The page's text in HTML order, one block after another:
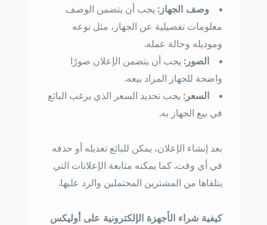
وصف الجهاز: يجب أن يتضمن الوصف
معلومات تفصيلية عن الجهاز، مثل نوعه
وموديله وحالة عمله.
الصور: يجب أن يتضمن الإعلان صورًا
واضحة للجهاز المراد بيعه.
السعر: يجب تحديد السعر الذي يرغب البائع
في بيع الجهاز به.
بعد إنشاء الإعلان، يمكن للبائع تعديله أو حذفه
في أي وقت. كما يمكنه متابعة الإعلانات التي
يتلقاها من المشترين المحتملين والرد عليها.
كيفية شراء الأجهزة الإلكترونية على أوليكس